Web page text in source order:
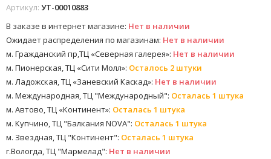
Артикул: УТ-00010883
В заказе в интернет магазине: Нет в наличии
Ожидает распределения по магазинам: Нет в наличии
м. Гражданский пр,ТЦ «Северная галерея»: Нет в наличии
м. Пионерская, ТЦ «Сити Молл»: Осталось 2 штуки
м. Ладожская, ТЦ «Заневский Каскад»: Нет в наличии
м. Международная, ТЦ "Международный": Осталась 1 штука
м. Автово, ТЦ «Континент»: Осталась 1 штука
м. Купчино, ТЦ "Балкания NOVA": Осталась 1 штука
м. Звездная, ТЦ "Континент": Осталась 1 штука
г.Вологда, ТЦ "Мармелад": Нет в наличии